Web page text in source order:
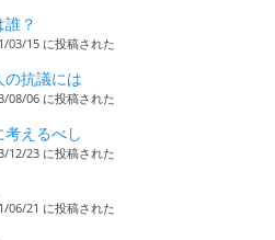
？
03/15 に投稿された
の抗議には
08/06 に投稿された
えるべし
12/23 に投稿された
06/21 に投稿された